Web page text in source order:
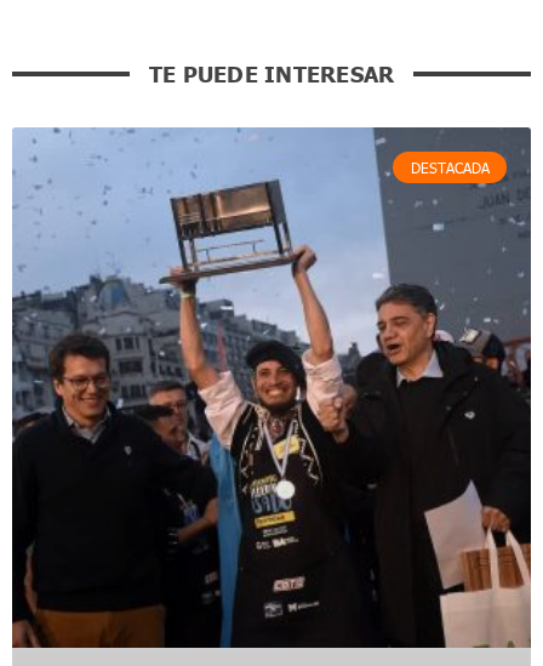
TE PUEDE INTERESAR
DESTACADA